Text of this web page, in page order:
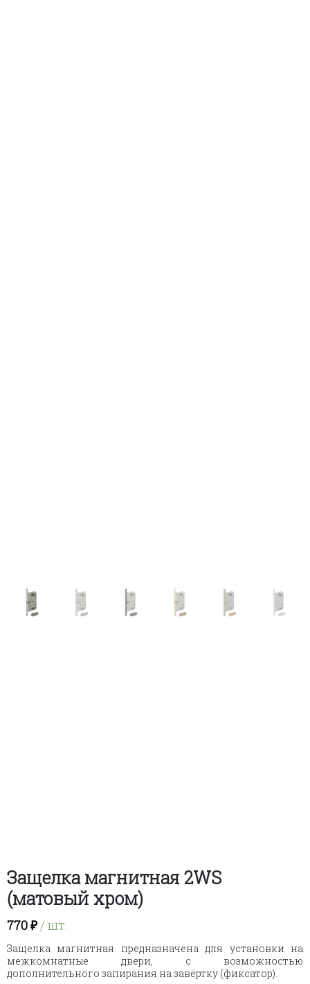
Защелка магнитная 2WS
(матовый хром)
770₽/ шт.
Защелка магнитная предназначена для установки на
межкомнатные двери, с возможностью
дополнительного запирания на завёртку (фиксатор).